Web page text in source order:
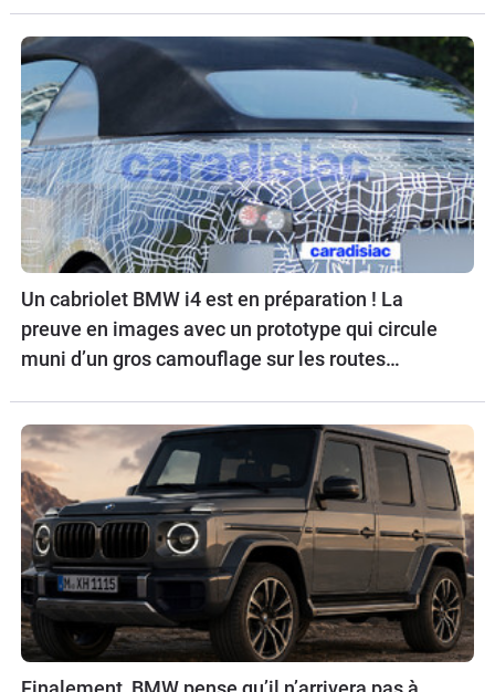
Un cabriolet BMW i4 est en préparation ! La
preuve en images avec un prototype qui circule
muni d’un gros camouflage sur les routes